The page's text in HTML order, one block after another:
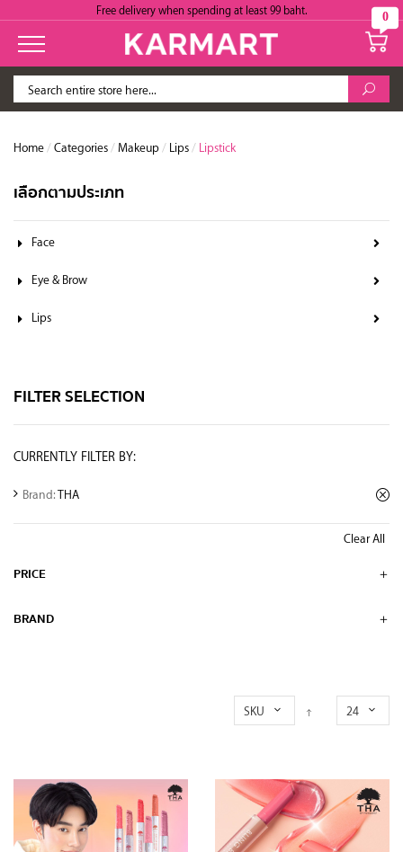
Free delivery when spending at least 99 baht. 0
Home /Categories / Makeup / Lips / Lipstick
เลือกตามประเภท
Face
Eye & Brow
Lips
FILTER SELECTION
CURRENTLY FILTER BY:
Brand:THA
Clear All
PRICE
BRAND
SKU 24